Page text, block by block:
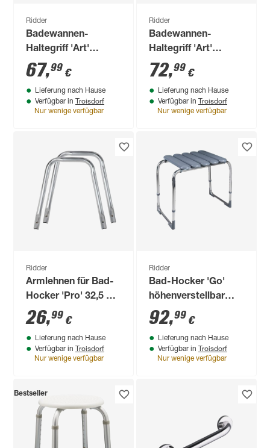
Ridder
Badewannen-
Haltegriff 'Art'
chromfarben 45 cm
bis 110 kg
67,99 €
Lieferung nach Hause
Verfügbar in Troisdorf
Nur wenige verfügbar
Ridder
Badewannen-
Haltegriff 'Art'
chromfarben 33 cm
bis 110 kg
72,99 €
Lieferung nach Hause
Verfügbar in Troisdorf
Nur wenige verfügbar
Ridder
Armlehnen für Bad-
Hocker 'Pro' 32,5 x
30,7 x 3,3 cm 1 Paar
26,99 €
Lieferung nach Hause
Verfügbar in Troisdorf
Nur wenige verfügbar
Ridder
Bad-Hocker 'Go'
höhenverstellbar
zementgrau 62,8 x
33,3 x 41,7 - 54,2 cm
92,99 €
Lieferung nach Hause
Verfügbar in Troisdorf
Nur wenige verfügbar
Bestseller